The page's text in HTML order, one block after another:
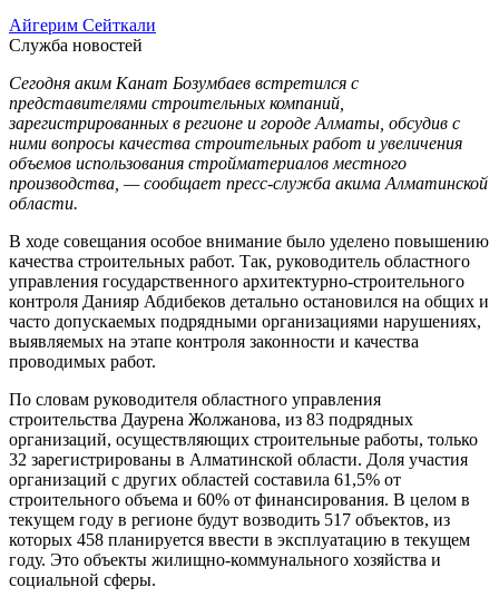
Айгерим Сейткали
Служба новостей
Сегодня аким Канат Бозумбаев встретился с
представителями строительных компаний,
зарегистрированных в регионе и городе Алматы, обсудив с
ними вопросы качества строительных работ и увеличения
объемов использования стройматериалов местного
производства, — сообщает пресс-служба акима Алматинской
области.
В ходе совещания особое внимание было уделено повышению
качества строительных работ. Так, руководитель областного
управления государственного архитектурно-строительного
контроля Данияр Абдибеков детально остановился на общих и
часто допускаемых подрядными организациями нарушениях,
выявляемых на этапе контроля законности и качества
проводимых работ.
По словам руководителя областного управления
строительства Даурена Жолжанова, из 83 подрядных
организаций, осуществляющих строительные работы, только
32 зарегистрированы в Алматинской области. Доля участия
организаций с других областей составила 61,5% от
строительного объема и 60% от финансирования. В целом в
текущем году в регионе будут возводить 517 объектов, из
которых 458 планируется ввести в эксплуатацию в текущем
году. Это объекты жилищно-коммунального хозяйства и
социальной сферы.